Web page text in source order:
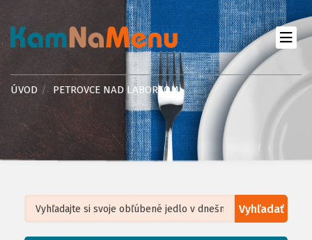
ÚVOD PETROVCE NAD LABORCOM
Vyhľadať
Leaflet| ©OpenStreetMap, Tiles courtesy ofHumanitarian OpenStreetMap